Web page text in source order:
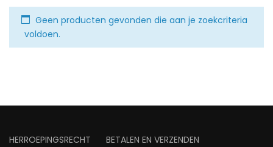
Geen producten gevonden die aan je zoekcriteria
voldoen.
HERROEPINGSRECHT
BETALEN EN VERZENDEN